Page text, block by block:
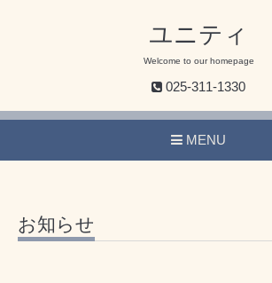
ユニティ
Welcome to our homepage
025-311-1330
MENU
お知らせ